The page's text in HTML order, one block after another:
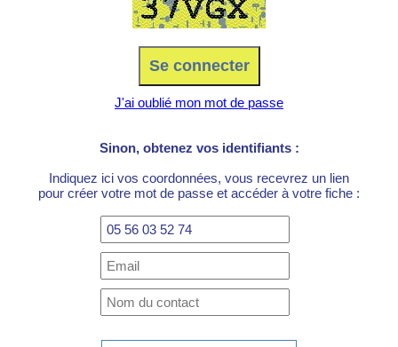
J'ai oublié mon mot de passe
Sinon, obtenez vos identifiants :
Indiquez ici vos coordonnées, vous recevrez un lien
pour créer votre mot de passe et accéder à votre fiche :